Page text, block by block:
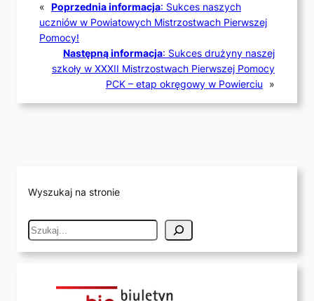
« Poprzednia informacja: Sukces naszych
uczniów w Powiatowych Mistrzostwach Pierwszej
Pomocy!
Następną informacja: Sukces drużyny naszej
szkoły w XXXII Mistrzostwach Pierwszej Pomocy
PCK – etap okręgowy w Powierciu
»
Wyszukaj na stronie
S